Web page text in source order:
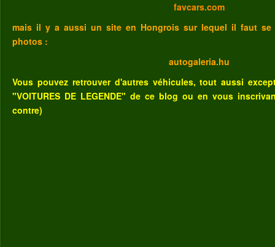
favcars.com
mais il y a aussi un site en Hongrois sur lequel il faut se
photos :
autogaleria.hu
Vous pouvez retrouver d'autres véhicules, tout aussi
"VOITURES DE LEGENDE" de ce blog ou en vous
contre)